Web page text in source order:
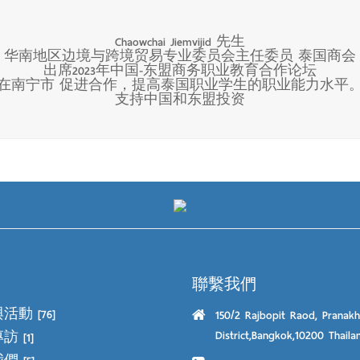
Chaowchai Jiemvijid 先生
华南地区边境与跨境贸易专业委员会主任委员 泰国商会
出席2023年中国-东盟商务职业教育合作论坛
南宁市 促进合作，提高泰国职业学生的职业能力水平。
支持中国和东盟投资
動 [76]
訪 [1]
聯繫我們
150/2 Rajbopit Raod,
District,Bangkok,10200